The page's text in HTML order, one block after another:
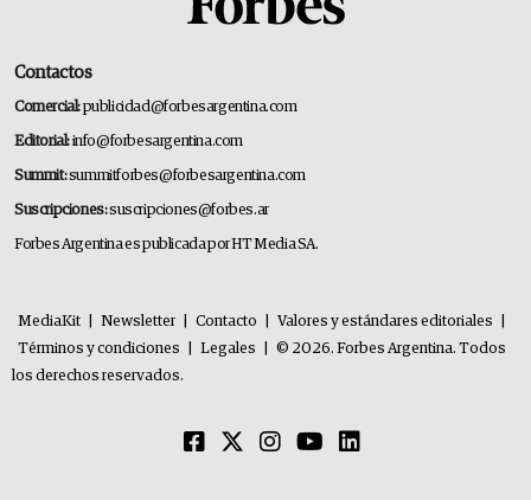
Contactos
Comercial:publicidad@forbesargentina.com
Editorial:info@forbesargentina.com
Summit:summitforbes@forbesargentina.com
Suscripciones:suscripciones@forbes.ar
Forbes Argentina es publicada por HT Media SA.
MediaKit Newsletter Contacto Valores y estándares editoriales
Términos y condiciones
Legales
© 2026. Forbes Argentina. Todos
los derechos reservados.